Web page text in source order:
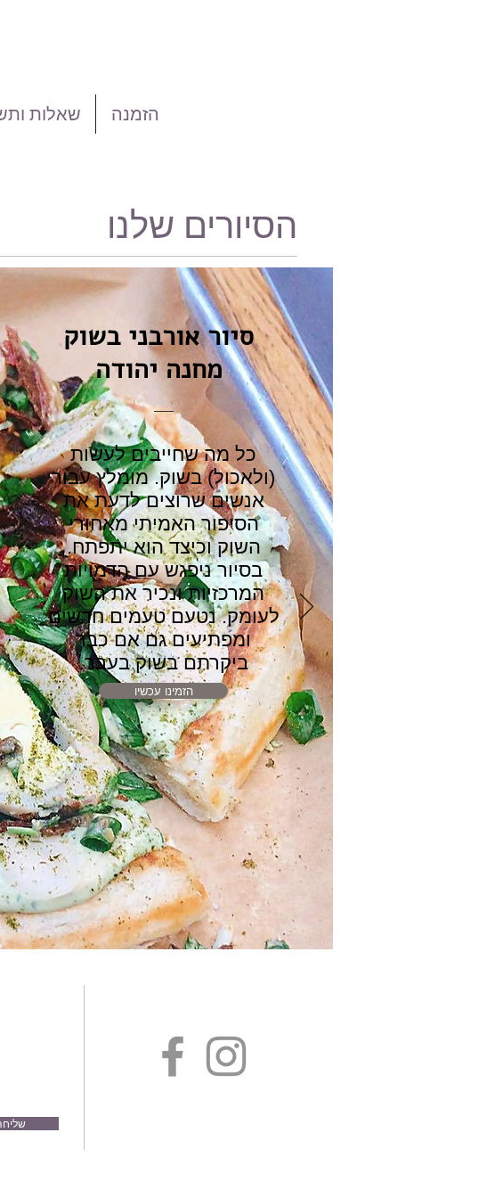
שאלות הזמנה
הסיורים שלנו
סיור אורבני בשוק
מחנה יהודה
כל מה שחייבים לעשות
(ולאכול) בשוק. מומלץ עבור
אנשים שרוצים לדעת את
הסיפור האמיתי מאחורי
השוק וכיצד הוא יתפתח.
בסיור ניפגש עם הדמויות
המרכזיות ונכיר את השוק
לעומק. נטעם טעמים חדשים
ומפתיעים גם אם כבר
ביקרתם בשוק בעבר.
הזמינו עכשיו